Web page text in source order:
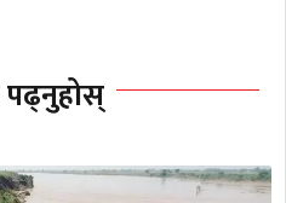
पढ्नुहोस्